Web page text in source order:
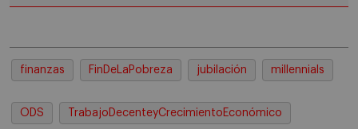
finanzas FinDeLaPobreza jubilación millennials
ODS TrabajoDecenteyCrecimientoEconómico